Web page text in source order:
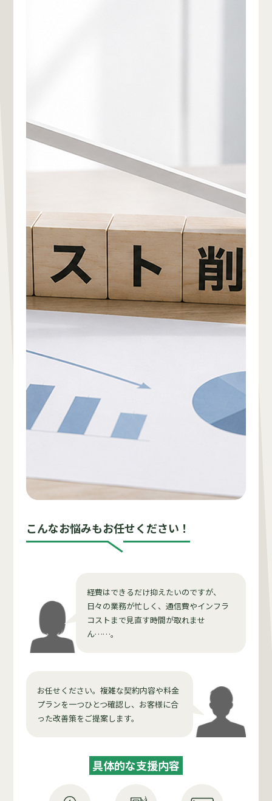
こんなお悩みもお任せください！
経費はできるだけ抑えたいのですが、
日々の業務が忙しく、通信費やインフラ
コストまで見直す時間が取れませ
ん……。
お任せください。複雑な契約内容や料金
プランを一つひとつ確認し、お客様に合
った改善策をご提案します。
具体的な支援内容